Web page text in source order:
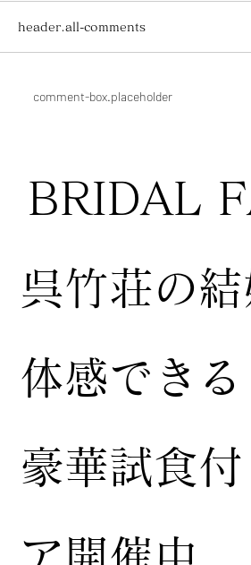
header.all-comments
comment-box.placeholder
BRIDAL
呉竹荘の
体感できる
豪華試食付
ア開催中